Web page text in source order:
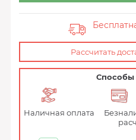
Рассчитать
Способы
Наличная оплата